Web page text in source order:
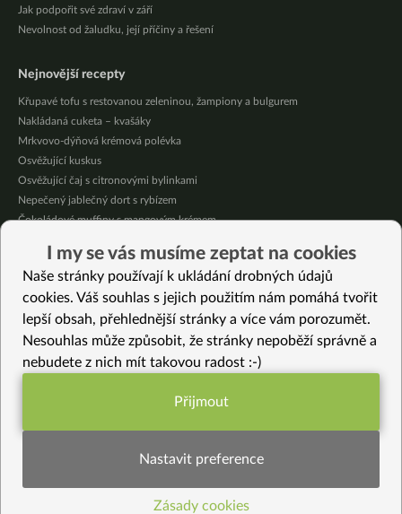
Jak podpořit své zdraví v září
Nevolnost od žaludku, její příčiny a řešení
Nejnovější recepty
Křupavé tofu s restovanou zeleninou, žampiony a bulgurem
Nakládaná cuketa – kvašáky
Mrkvovo-dýňová krémová polévka
Osvěžující kuskus
Osvěžující čaj s citronovými bylinkami
Nepečený jablečný dort s rybízem
Čokoládové muffiny s mangovým krémem
Krémová zeleninová polévka s koprem a vločkami
Celozrnná rýže basmati se zeleninou
Vybrané recepty
Topinambury s cuketou alá německý bramborový salát
Kořeněný sýr (bez laktózy)
Kmínové bezlepkové knedlíky
I my se vás musíme zeptat na cookies
Naše stránky používají k ukládání drobných údajů
cookies. Váš souhlas s jejich použitím nám pomáhá tvořit
lepší obsah, přehlednější stránky a více vám porozumět.
Nesouhlas může způsobit, že stránky nepoběží správně a
nebudete z nich mít takovou radost :-)
Funkční nastavení potřebujeme (vždy
Statistiky pro lepší obsah
Přijmout
Nastavit preference
Zásady cookies